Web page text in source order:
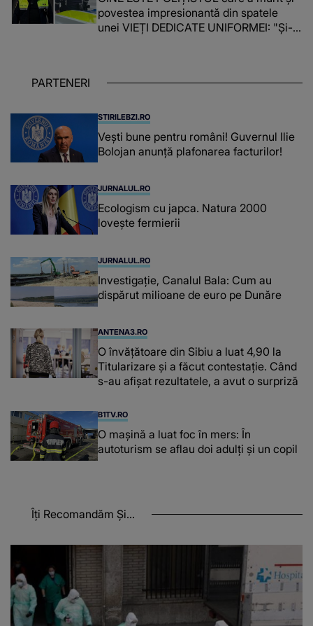
povestea impresionantă din spatele
unei VIEȚI DEDICATE UNIFORMEI: "Și-a
PARTENERI
STIRILEBZI.RO
Vești bune pentru români! Guvernul Ilie
Bolojan anunță plafonarea facturilor!
JURNALUL.RO
Ecologism cu japca. Natura 2000
lovește fermierii
JURNALUL.RO
Investigație, Canalul Bala: Cum au
dispărut milioane de euro pe Dunăre
ANTENA3.RO
O învățătoare din Sibiu a luat 4,90 la
Titularizare și a făcut contestație. Când
s-au afișat rezultatele, a avut o surpriză
B1TV.RO
O maşină a luat foc în mers: În
autoturism se aflau doi adulți și un copil
Îți Recomandăm Și...